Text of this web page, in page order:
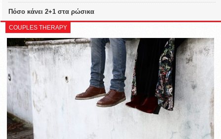
Πόσο κάνει 2+1 στα ρώσικα
COUPLES THERAPY